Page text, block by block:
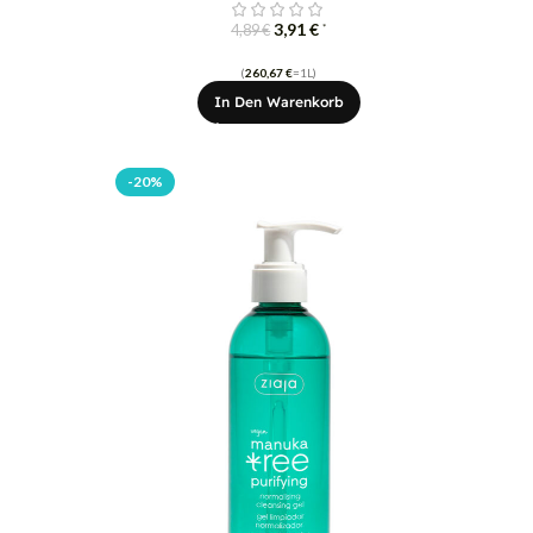
4,89€ 3,91€ *
(260,67€=1L)
In Den Warenkorb
-20%